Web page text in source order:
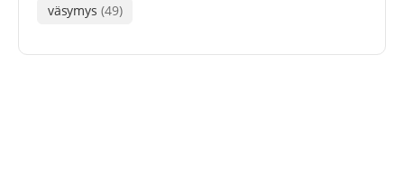
väsymys (49)